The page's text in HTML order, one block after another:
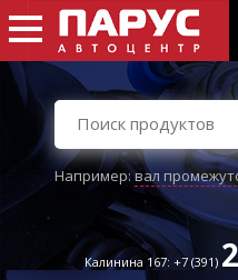
Например:вал
Калинина 167: +7 (391)